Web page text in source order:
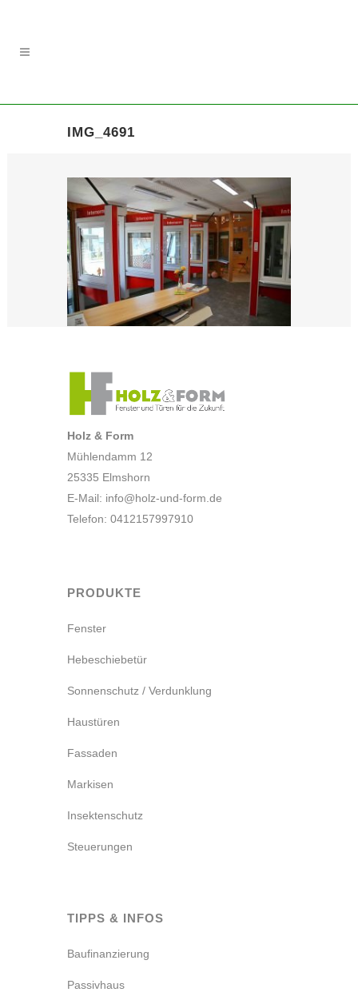
IMG_4691
Holz & Form
Mühlendamm 12
25335 Elmshorn
E-Mail: info@holz-und-form.de
Telefon: 0412157997910
PRODUKTE
Fenster
Hebeschiebetür
Sonnenschutz / Verdunklung
Haustüren
Fassaden
Markisen
Insektenschutz
Steuerungen
TIPPS & INFOS
Baufinanzierung
Passivhaus